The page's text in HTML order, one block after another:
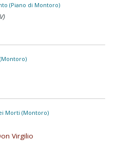
(Piano di Montoro)
Morti (Montoro)
Virgilio